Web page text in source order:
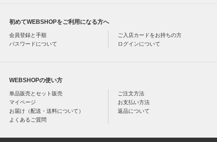
初めてWEBSHOPをご利用になる方へ
会員登録と手順
ご入店カードをお持ちの方
パスワードについて
ログインについて
WEBSHOPの使い方
単品販売とセット販売
ご注文方法
マイページ
お支払い方法
お届け（配送・送料について）
返品について
よくあるご質問